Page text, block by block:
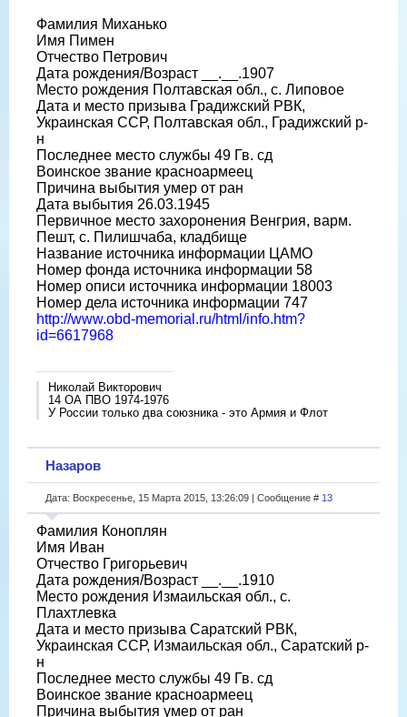
Фамилия Миханько
Имя Пимен
Отчество Петрович
Дата рождения/Возраст __.__.1907
Место рождения Полтавская обл., с. Липовое
Дата и место призыва Градижский РВК,
Украинская ССР, Полтавская обл., Градижский р-
н
Последнее место службы 49 Гв. сд
Воинское звание красноармеец
Причина выбытия умер от ран
Дата выбытия 26.03.1945
Первичное место захоронения Венгрия, варм.
Пешт, с. Пилишчаба, кладбище
Название источника информации ЦАМО
Номер фонда источника информации 58
Номер описи источника информации 18003
Номер дела источника информации 747
http://www.obd-memorial.ru/html/info.htm?
id=6617968
Николай Викторович
14 ОА ПВО 1974-1976
У России только два союзника - это Армия и Флот
Назаров
Дата: Воскресенье, 15 Марта 2015, 13:26:09 | Сообщение # 13
Фамилия Коноплян
Имя Иван
Отчество Григорьевич
Дата рождения/Возраст __.__.1910
Место рождения Измаильская обл., с.
Плахтлевка
Дата и место призыва Саратский РВК,
Украинская ССР, Измаильская обл., Саратский р-
н
Последнее место службы 49 Гв. сд
Воинское звание красноармеец
Причина выбытия умер от ран